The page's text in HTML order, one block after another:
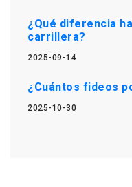
¿Qué diferencia
carrillera?
2025-09-14
¿Cuántos fideos
2025-10-30